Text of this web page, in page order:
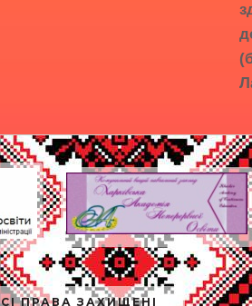
ПРАВА ЗАХИЩЕНІ